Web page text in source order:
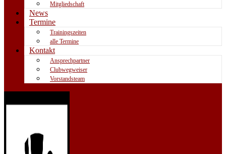
Mitgliedschaft
News
Termine
Trainingszeiten
alle Termine
Kontakt
Ansprechpartner
Clubwegweiser
Vorstandsteam